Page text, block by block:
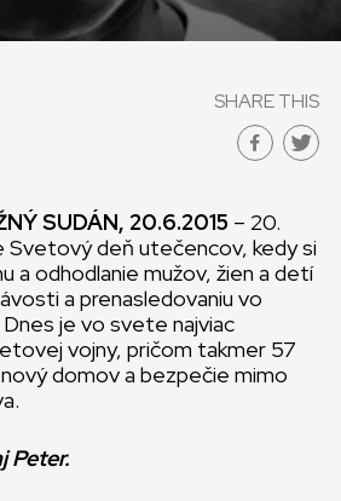
SHARE THIS
SUDÁN, 20.6.2015 – 20.
Svetový deň utečencov, kedy si
a odhodlanie mužov, žien a detí
a prenasledovaniu vo
je vo svete najviac
vojny, pričom takmer 57
domov a bezpečie mimo
Peter.